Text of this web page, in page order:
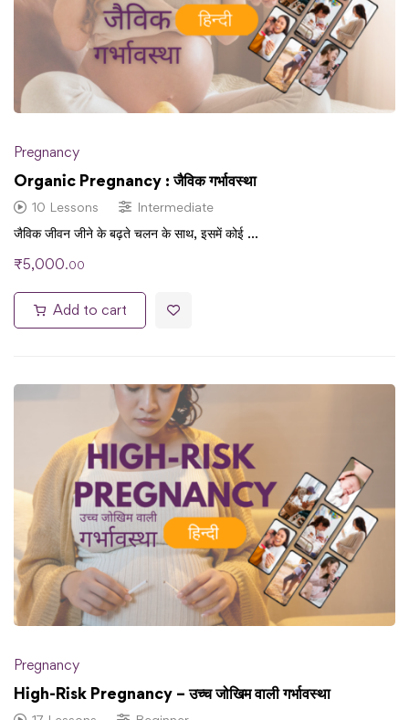
Pregnancy
Organic Pregnancy : जैविक गर्भावस्था
10 Lessons Intermediate
जैविक जीवन जीने के बढ़ते चलन के साथ, इसमें कोई …
₹5,000.00
Add to cart
Pregnancy
High-Risk Pregnancy – उच्च जोखिम वाली गर्भावस्था